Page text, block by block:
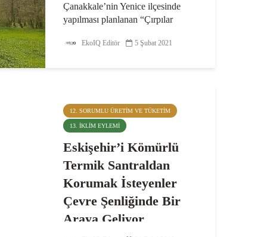
Çanakkale’nin Yenice ilçesinde
yapılması planlanan “Çırpılar
hakkında Çevre ve Şehircilik
EkoIQ Editör 5 Şubat 2021
12. SORUMLU ÜRETIM VE TÜKETIM
13. İKLIM EYLEMI
Eskişehir’i Kömürlü
Termik Santraldan
Korumak İsteyenler
Çevre Şenliğinde Bir
Araya Geliyor